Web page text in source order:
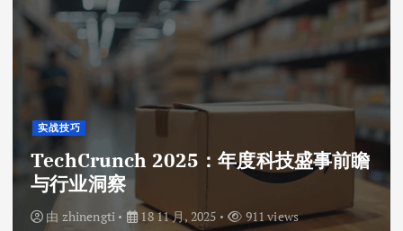
实战技巧
TechCrunch 2025：年度科技盛事前瞻
与行业洞察
由 zhinengti 18 11 月, 2025 911 views